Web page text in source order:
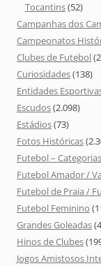
Tocantins(52)
Campanhas dos
Campeonatos
Clubes de Futebol
Curiosidades(138)
Entidades
Escudos(2.098)
Estádios(73)
Fotos Históricas
Futebol –
Futebol Amador /
Futebol de Praia /
Futebol Feminino
Grandes Goleadas
Hinos de Clubes
Jogos Amistosos